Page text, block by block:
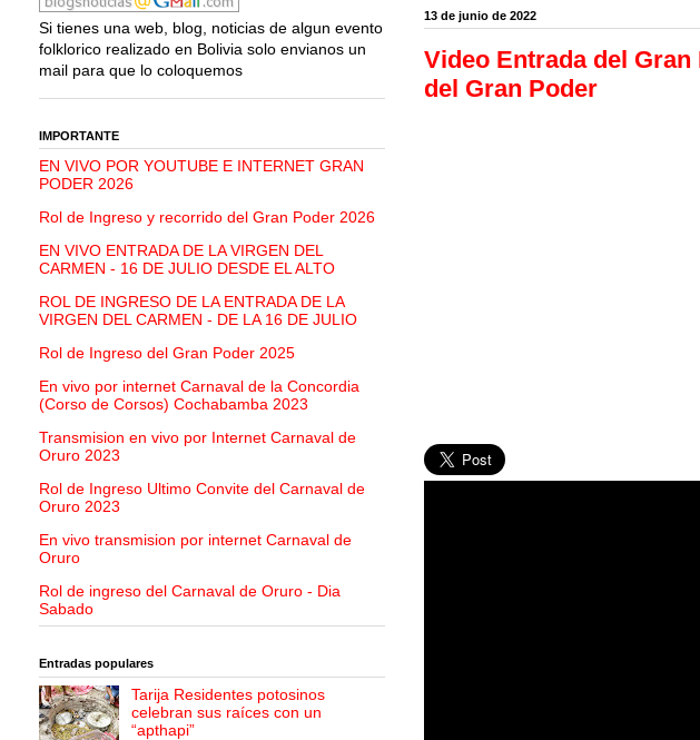
13 de junio de 2022
Video Entrada del
del Gran Poder
Si tienes una web, blog, noticias de algun evento
folklorico realizado en Bolivia solo envianos un
mail para que lo coloquemos
IMPORTANTE
EN VIVO POR YOUTUBE E INTERNET GRAN
PODER 2026
Rol de Ingreso y recorrido del Gran Poder 2026
EN VIVO ENTRADA DE LA VIRGEN DEL
CARMEN - 16 DE JULIO DESDE EL ALTO
ROL DE INGRESO DE LA ENTRADA DE LA
VIRGEN DEL CARMEN - DE LA 16 DE JULIO
Rol de Ingreso del Gran Poder 2025
En vivo por internet Carnaval de la Concordia
(Corso de Corsos) Cochabamba 2023
Transmision en vivo por Internet Carnaval de
Oruro 2023
Rol de Ingreso Ultimo Convite del Carnaval de
Oruro 2023
En vivo transmision por internet Carnaval de
Oruro
Rol de ingreso del Carnaval de Oruro - Dia
Sabado
Entradas populares
Tarija Residentes potosinos
celebran sus raíces con un
“apthapi”